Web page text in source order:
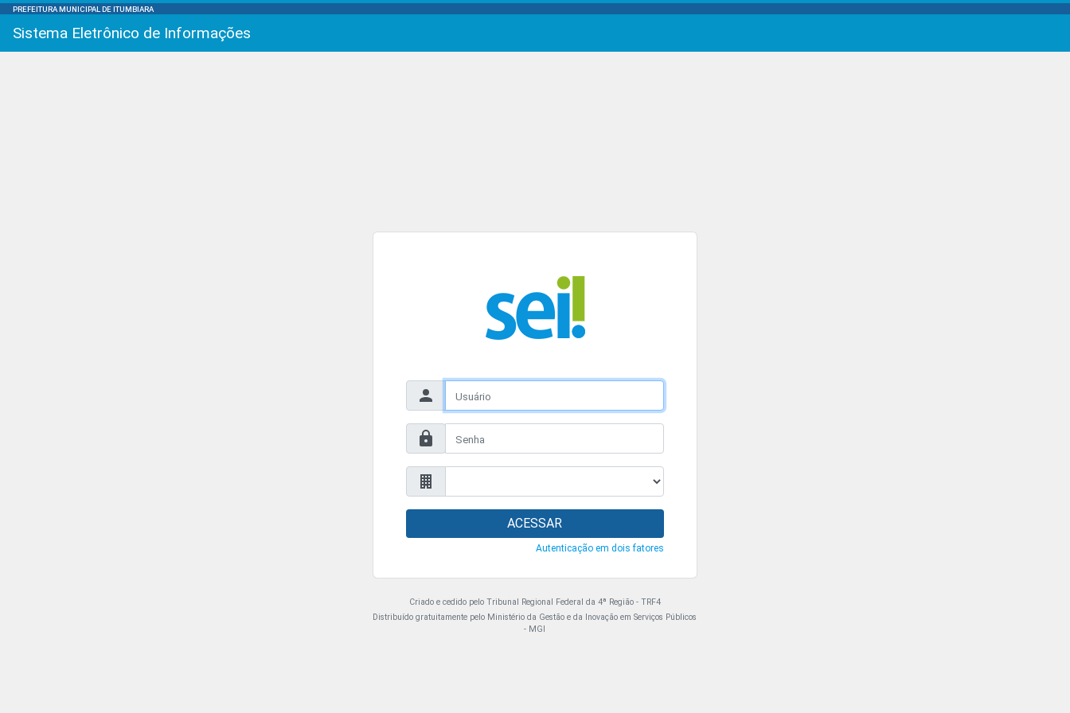
PREFEITURA MUNICIPAL DE ITUMBIARA
Sistema Eletrônico de Informações
ACESSAR
Autenticação em dois fatores
Criado e cedido pelo Tribunal Regional Federal da 4ª Região - TRF4
Distribuído gratuitamente pelo Ministério da Gestão e da Inovação em Serviços Públicos
- MGI